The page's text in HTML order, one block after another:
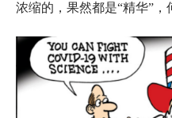
浓缩的，果然都是“精华”，